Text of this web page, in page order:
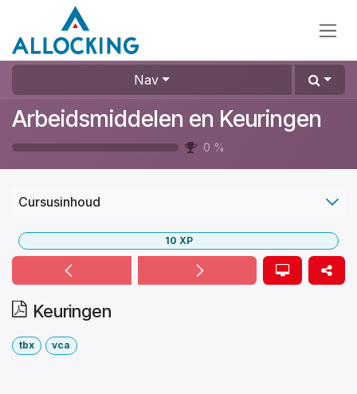
Overslaan naar inhoud
Nav
Arbeidsmiddelen en Keuringen
0 %
Cursusinhoud
Keuringen
10 XP
tbx vca